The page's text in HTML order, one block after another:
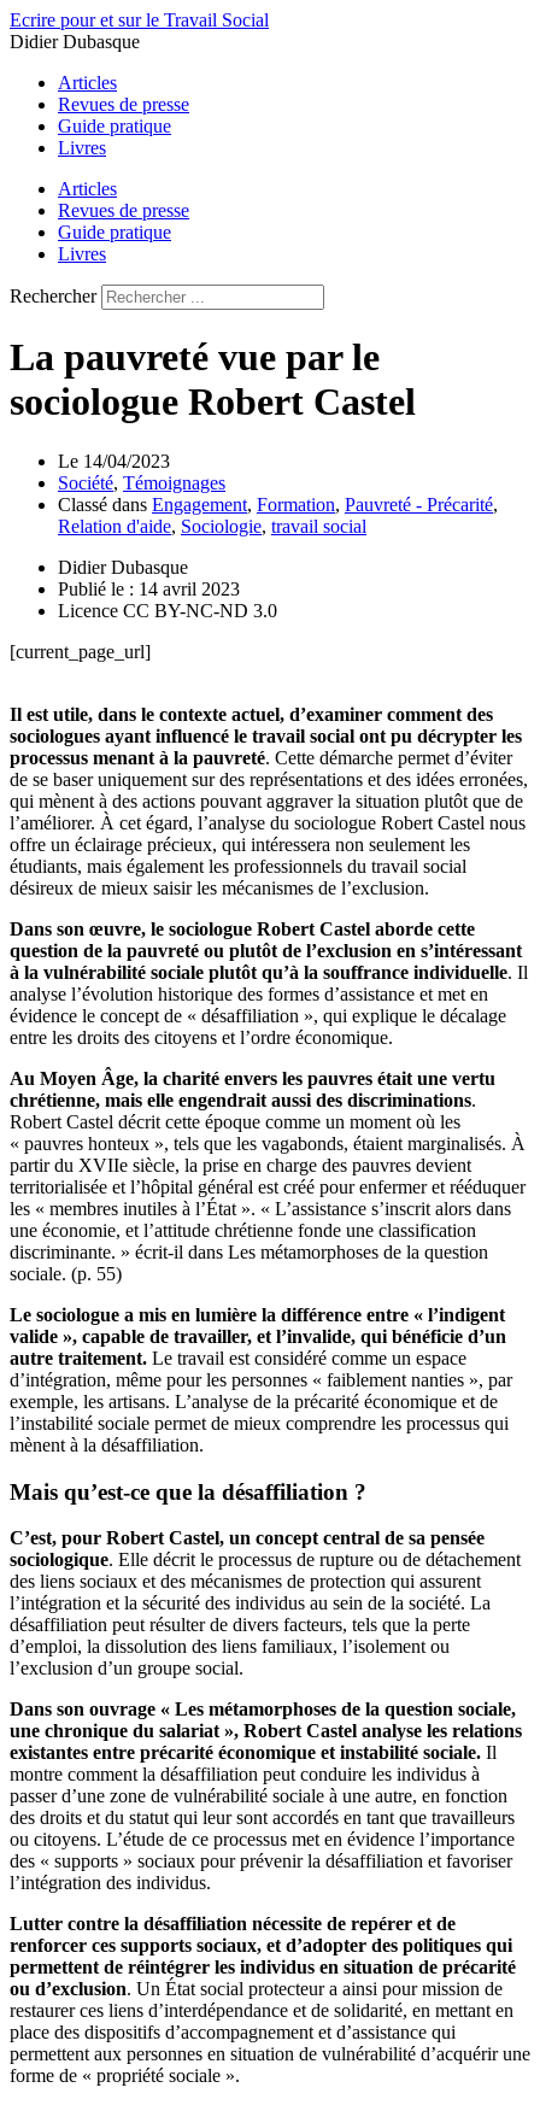
Aller
au
Ecrire pour et sur le Travail Social
Didier Dubasque
Articles
Revues de presse
Guide pratique
Livres
Articles
Revues de presse
Guide pratique
Livres
Rechercher
La pauvreté vue par le
sociologue Robert Castel
Le 14/04/2023
Société, Témoignages
Classé dans Engagement, Formation, Pauvreté - Précarité,
Relation d'aide, Sociologie, travail social
Didier Dubasque
Publié le : 14 avril 2023
Licence CC BY-NC-ND 3.0
[current_page_url]
Il est utile, dans le contexte actuel, d’examiner comment des
sociologues ayant influencé le travail social ont pu décrypter les
processus menant à la pauvreté. Cette démarche permet d’éviter
de se baser uniquement sur des représentations et des idées erronées,
qui mènent à des actions pouvant aggraver la situation plutôt que de
l’améliorer. À cet égard, l’analyse du sociologue Robert Castel nous
offre un éclairage précieux, qui intéressera non seulement les
étudiants, mais également les professionnels du travail social
désireux de mieux saisir les mécanismes de l’exclusion.
Dans son œuvre, le sociologue Robert Castel aborde cette
question de la pauvreté ou plutôt de l’exclusion en s’intéressant
à la vulnérabilité sociale plutôt qu’à la souffrance individuelle. Il
analyse l’évolution historique des formes d’assistance et met en
évidence le concept de « désaffiliation », qui explique le décalage
entre les droits des citoyens et l’ordre économique.
Au Moyen Âge, la charité envers les pauvres était une vertu
chrétienne, mais elle engendrait aussi des discriminations.
Robert Castel décrit cette époque comme un moment où les
« pauvres honteux », tels que les vagabonds, étaient marginalisés. À
partir du XVIIe siècle, la prise en charge des pauvres devient
territorialisée et l’hôpital général est créé pour enfermer et rééduquer
les « membres inutiles à l’État ». « L’assistance s’inscrit alors dans
une économie, et l’attitude chrétienne fonde une classification
discriminante. » écrit-il dans Les métamorphoses de la question
sociale. (p. 55)
Le sociologue a mis en lumière la différence entre « l’indigent
valide », capable de travailler, et l’invalide, qui bénéficie d’un
autre traitement. Le travail est considéré comme un espace
d’intégration, même pour les personnes « faiblement nanties », par
exemple, les artisans. L’analyse de la précarité économique et de
l’instabilité sociale permet de mieux comprendre les processus qui
mènent à la désaffiliation.
Mais qu’est-ce que la désaffiliation ?
C’est, pour Robert Castel, un concept central de sa pensée
sociologique. Elle décrit le processus de rupture ou de détachement
des liens sociaux et des mécanismes de protection qui assurent
l’intégration et la sécurité des individus au sein de la société. La
désaffiliation peut résulter de divers facteurs, tels que la perte
d’emploi, la dissolution des liens familiaux, l’isolement ou
l’exclusion d’un groupe social.
Dans son ouvrage « Les métamorphoses de la question sociale,
une chronique du salariat », Robert Castel analyse les relations
existantes entre précarité économique et instabilité sociale. Il
montre comment la désaffiliation peut conduire les individus à
passer d’une zone de vulnérabilité sociale à une autre, en fonction
des droits et du statut qui leur sont accordés en tant que travailleurs
ou citoyens. L’étude de ce processus met en évidence l’importance
des « supports » sociaux pour prévenir la désaffiliation et favoriser
l’intégration des individus.
Lutter contre la désaffiliation nécessite de repérer et de
renforcer ces supports sociaux, et d’adopter des politiques qui
permettent de réintégrer les individus en situation de précarité
ou d’exclusion. Un État social protecteur a ainsi pour mission de
restaurer ces liens d’interdépendance et de solidarité, en mettant en
place des dispositifs d’accompagnement et d’assistance qui
permettent aux personnes en situation de vulnérabilité d’acquérir une
forme de « propriété sociale ».